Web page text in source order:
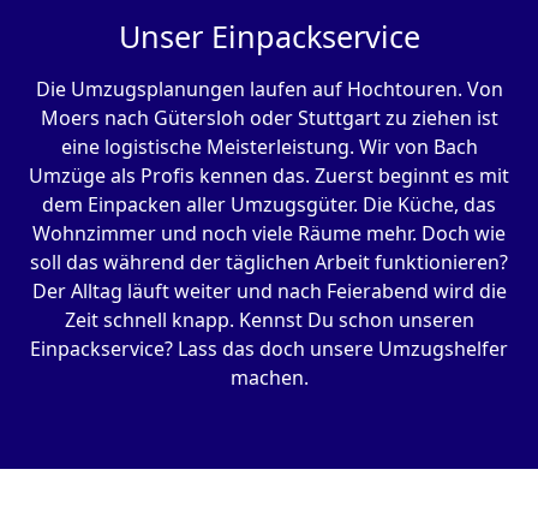
Unser Einpackservice
Die Umzugsplanungen laufen auf Hochtouren. Von
Moers nach Gütersloh oder Stuttgart zu ziehen ist
eine logistische Meisterleistung. Wir von Bach
Umzüge als Profis kennen das. Zuerst beginnt es mit
dem Einpacken aller Umzugsgüter. Die Küche, das
Wohnzimmer und noch viele Räume mehr. Doch wie
soll das während der täglichen Arbeit funktionieren?
Der Alltag läuft weiter und nach Feierabend wird die
Zeit schnell knapp. Kennst Du schon unseren
Einpackservice? Lass das doch unsere Umzugshelfer
machen.